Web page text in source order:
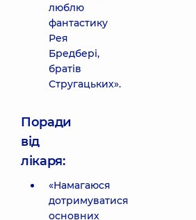
люблю
фантастику
Рея
Бредбері,
братів
Стругацьких».
Поради
від
лікаря:
«Намагаюся
дотримуватися
основних